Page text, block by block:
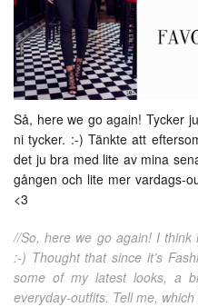
Så, here we go again! Tycker
ni tycker. :-) Tänkte att
det ju bra med lite av mina
gången och lite mer vardags-
<3
//So, here we go again! I think
:-) Thought that since it’s
some of my latest looks, a
everyday-outfits. Tell me,